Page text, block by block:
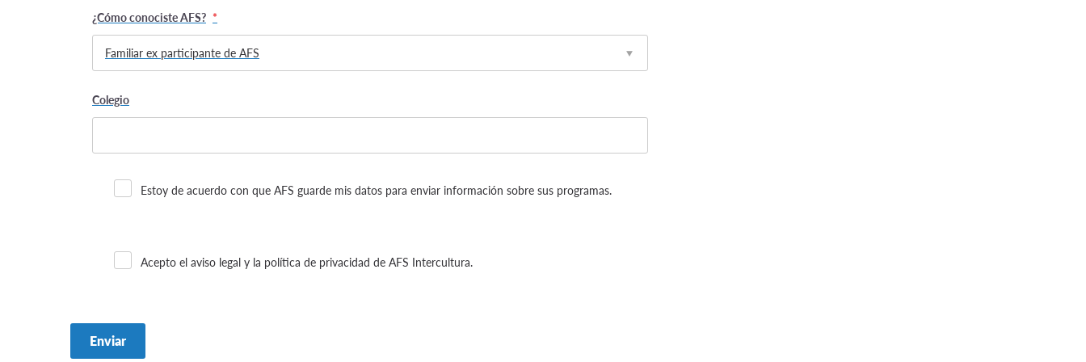
¿Cómo conociste AFS? *
Colegio
Estoy de acuerdo con que AFS guarde mis datos para enviar información sobre sus programas.
Acepto el aviso legal y la política de privacidad de AFS Intercultura.